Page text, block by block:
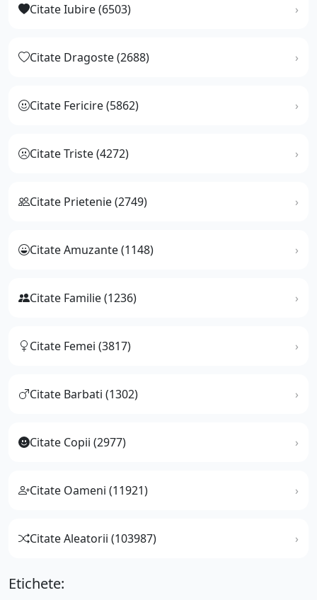
Citate Iubire (6503)
Citate Dragoste (2688)
Citate Fericire (5862)
Citate Triste (4272)
Citate Prietenie (2749)
Citate Amuzante (1148)
Citate Familie (1236)
Citate Femei (3817)
Citate Barbati (1302)
Citate Copii (2977)
Citate Oameni (11921)
Citate Aleatorii (103987)
Etichete: